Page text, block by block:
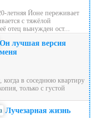
Йоне переживает
с тяжёлой
отец вынужден ост...
Он лучшая версия
меня
в соседнюю квартиру
только с густой
Лучезарная жизнь